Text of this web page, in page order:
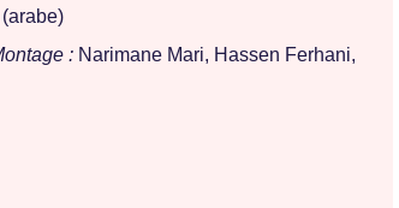
: Narimane Mari, Hassen Ferhani,